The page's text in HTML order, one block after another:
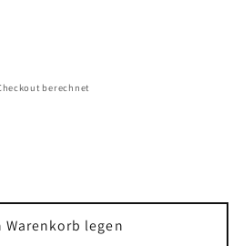
berechnet
Warenkorb legen